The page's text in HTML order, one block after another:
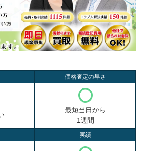
価格査定の早さ
最短当日から
1週間
実績